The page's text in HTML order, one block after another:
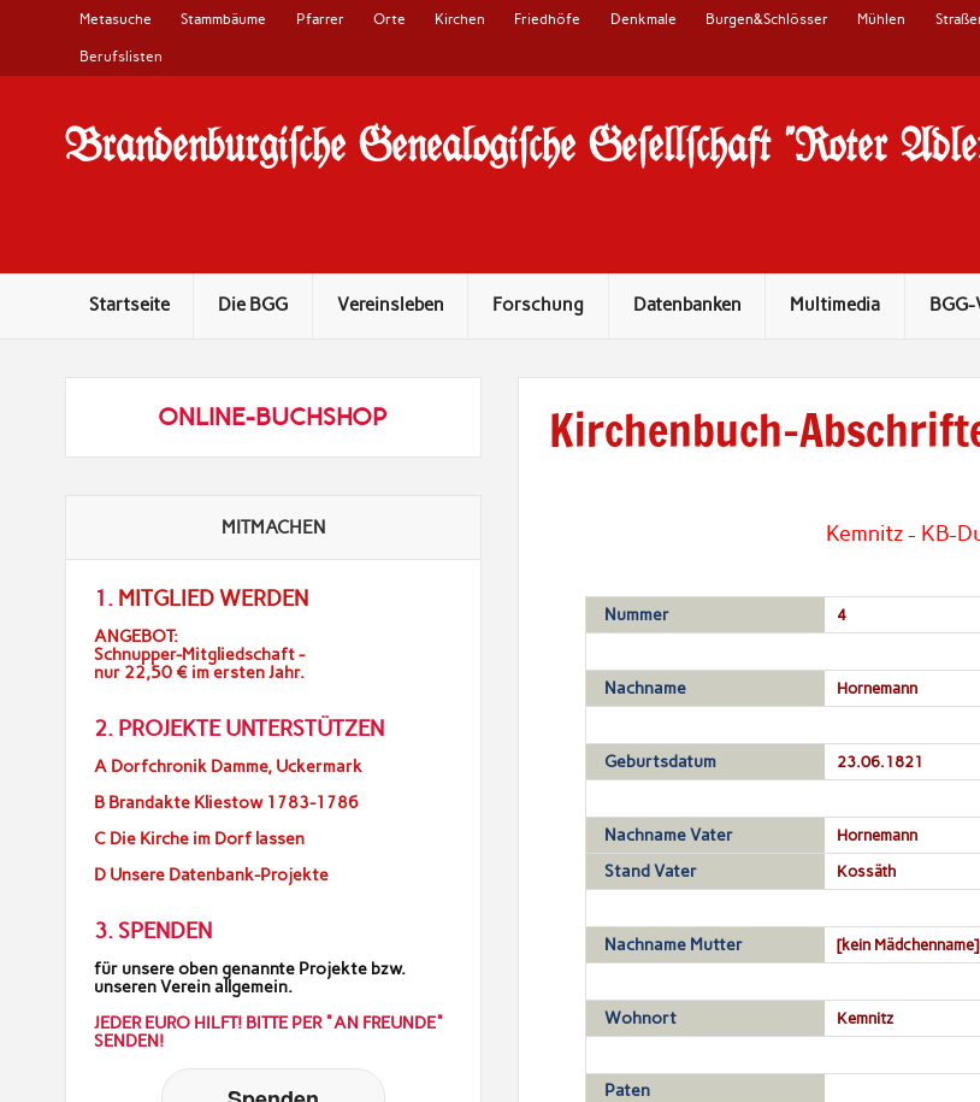
Metasuche Stammbäume Pfarrer Orte Kirchen Friedhöfe Denkmale Burgen&Schlösser Mühlen
Berufslisten
Brandenburgi#che Genealogi#che Ge#ell#chaft "Roter
Startseite Die BGG Vereinsleben Forschung Datenbanken Multimedia
Kirchenbuch-
Kemnitz - KB-
Nummer 4
Nachname Hornemann
Geburtsdatum 23.06.1821
Nachname Vater Hornemann
Stand Vater Kossäth
Nachname Mutter [kein Mädchenname]
Wohnort Kemnitz
Paten
ONLINE-BUCHSHOP
MITMACHEN
1. MITGLIED WERDEN
ANGEBOT:
Schnupper-Mitgliedschaft -
nur 22,50 € im ersten Jahr.
2. PROJEKTE UNTERSTÜTZEN
A Dorfchronik Damme, Uckermark
B Brandakte Kliestow 1783-1786
C Die Kirche im Dorf lassen
D Unsere Datenbank-Projekte
3. SPENDEN
für unsere oben genannte Projekte bzw.
unseren Verein allgemein.
JEDER EURO HILFT! BITTE PER "AN FREUNDE"
SENDEN!